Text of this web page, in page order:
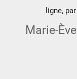
ligne,
Marie-